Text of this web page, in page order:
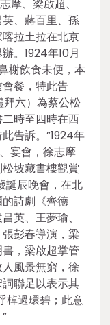
摩、梁啟超、
、蔣百里、孫
拉土拉在北京
。1924年10月
榭飲食未便，本
餐，特此告
拜六）為蔡公松
時至四時在西
告訴。”1924年
宴會，徐志摩
坡藏書樓觀賞
誕辰晚會，在北
詩劇《齊德
英、王夢瑜、
彭春導演，梁
，梁啟超掌管
風景無窮，徐
聯足以表示其
棹過環碧；此意